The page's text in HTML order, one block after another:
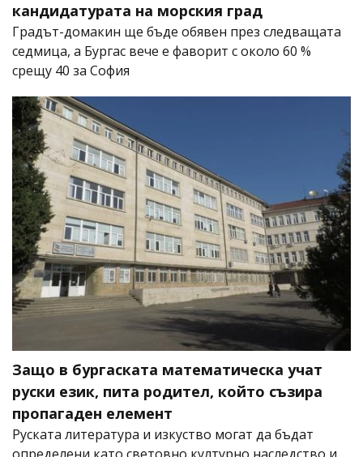
кандидатурата на морския град
Градът-домакин ще бъде обявен през следващата
седмица, а Бургас вече е фаворит с около 60 %
срещу 40 за София
Защо в бургаската математическа учат
руски език, пита родител, който съзира
пропагаден елемент
Руската литература и изкуство могат да бъдат